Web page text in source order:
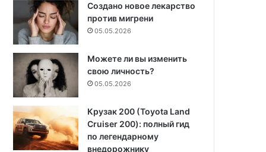
Создано новое лекарство
против мигрени
05.05.2026
Можете ли вы изменить
свою личность?
05.05.2026
Крузак 200 (Toyota Land
Cruiser 200): полный гид
по легендарному
внедорожнику